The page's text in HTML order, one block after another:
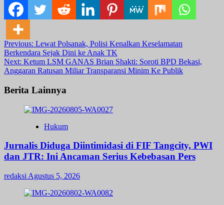
Post
navigation
Previous: Lewat Polsanak, Polisi Kenalkan Keselamatan
Berkendara Sejak Dini ke Anak TK
Next: Ketum LSM GANAS Brian Shakti: Soroti BPD Bekasi,
Anggaran Ratusan Miliar Transparansi Minim Ke Publik
Berita Lainnya
Hukum
Jurnalis Diduga Diintimidasi di FIF Tangcity, PWI
dan JTR: Ini Ancaman Serius Kebebasan Pers
redaksi Agustus 5, 2026